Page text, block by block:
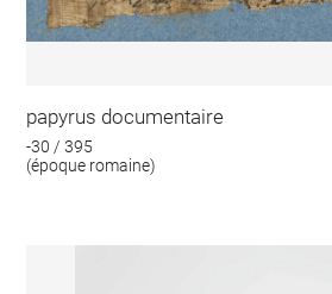
papyrus documentaire
-30 / 395
(époque romaine)